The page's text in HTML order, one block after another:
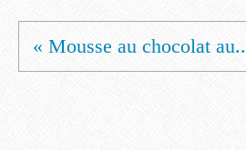
« Mousse au chocolat